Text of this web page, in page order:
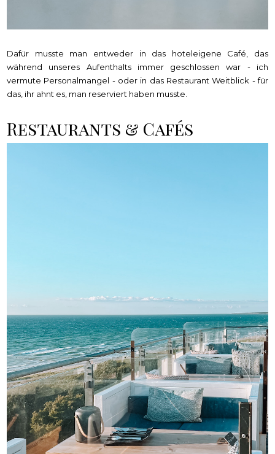
Dafür musste man entweder in das hoteleigene Café, das
während unseres Aufenthalts immer geschlossen war - ich
vermute Personalmangel - oder in das Restaurant Weitblick - für
das, ihr ahnt es, man reserviert haben musste.
Restaurants & Cafés